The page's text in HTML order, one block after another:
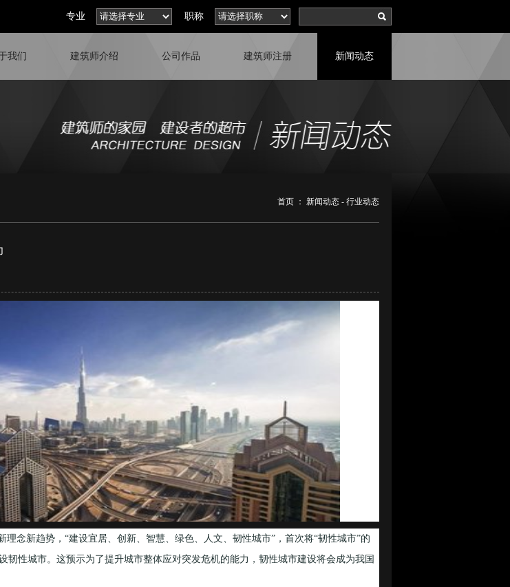
专业 职称
我们 建筑师介绍 公司作品 建筑师注册 新闻动态
首页 ： 新闻动态 - 行业动态
理念新趋势，“建设宜居、创新、智慧、绿色、人文、韧性城市”，首次将“韧性城市”的
韧性城市。这预示为了提升城市整体应对突发危机的能力，韧性城市建设将会成为我国